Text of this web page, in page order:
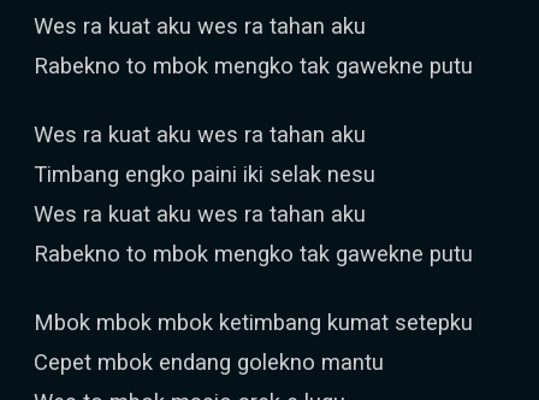
Wes ra kuat aku wes ra tahan aku
Rabekno to mbok mengko tak gawekne putu
Wes ra kuat aku wes ra tahan aku
Timbang engko paini iki selak nesu
Wes ra kuat aku wes ra tahan aku
Rabekno to mbok mengko tak gawekne putu
Mbok mbok mbok ketimbang kumat setepku
Cepet mbok endang golekno mantu